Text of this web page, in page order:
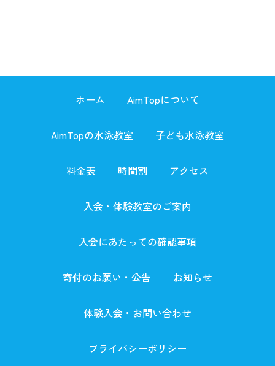
ホーム AimTopについて
AimTopの水泳教室 子ども水泳教室
料金表 時間割 アクセス
入会・体験教室のご案内
入会にあたっての確認事項
寄付のお願い・公告 お知らせ
体験入会・お問い合わせ
プライバシーポリシー